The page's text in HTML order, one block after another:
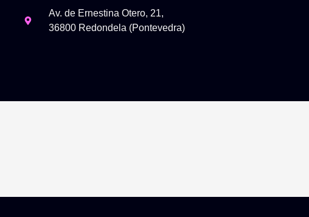
Av. de Ernestina Otero, 21,
36800 Redondela (Pontevedra)